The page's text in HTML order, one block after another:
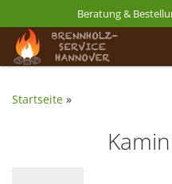
Beratung &
Startseite »